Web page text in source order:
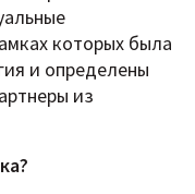
которых была
и определены
из